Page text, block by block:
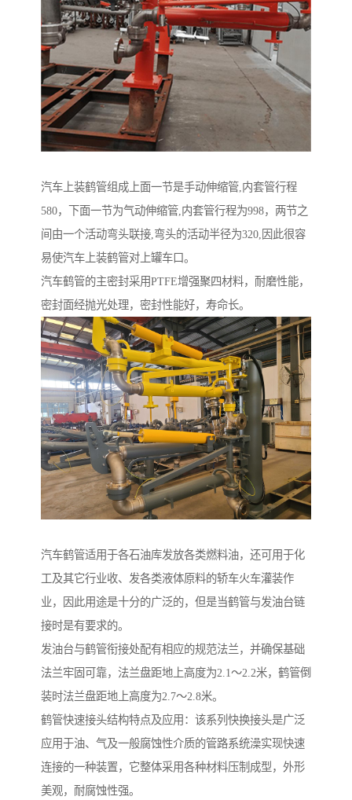
汽车上装鹤管组成上面一节是手动伸缩管,内套管行程
580，下面一节为气动伸缩管,内套管行程为998，两节之
间由一个活动弯头联接,弯头的活动半径为320,因此很容
易使汽车上装鹤管对上罐车口。
汽车鹤管的主密封采用PTFE增强聚四材料，耐磨性能，
密封面经抛光处理，密封性能好，寿命长。
汽车鹤管适用于各石油库发放各类燃料油，还可用于化
工及其它行业收、发各类液体原料的轿车火车灌装作
业，因此用途是十分的广泛的，但是当鹤管与发油台链
接时是有要求的。
发油台与鹤管衔接处配有相应的规范法兰，并确保基础
法兰牢固可靠，法兰盘距地上高度为2.1～2.2米，鹤管倒
装时法兰盘距地上高度为2.7～2.8米。
鹤管快速接头结构特点及应用：该系列快换接头是广泛
应用于油、气及一般腐蚀性介质的管路系统澡实现快速
连接的一种装置，它整体采用各种材料压制成型，外形
美观，耐腐蚀性强。